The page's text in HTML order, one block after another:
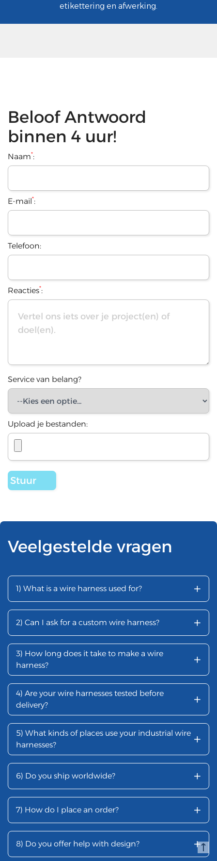
etikettering en afwerking.
Beloof Antwoord
binnen 4 uur!
Naam*:
E-mail *:
Telefoon:
Reacties*:
Service van belang?
Upload je bestanden:
Veelgestelde vragen
1) What is a wire harness used for? +
2) Can I ask for a custom wire harness? +
3) How long does it take to make a wire
harness?
+
4) Are your wire harnesses tested before
delivery?
+
5) What kinds of places use your industrial wire
harnesses?
+
6) Do you ship worldwide? +
7) How do I place an order? +
8) Do you offer help with design? +